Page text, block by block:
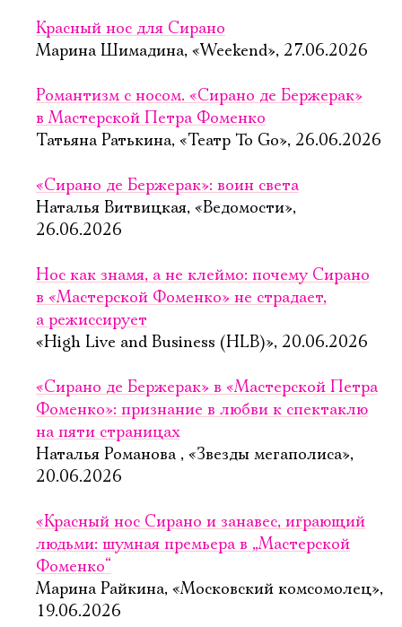
Красный нос для Сирано
Марина Шимадина, «Weekend», 27.06.2026
Романтизм с носом. «Сирано де Бержерак»
в Мастерской Петра Фоменко
Татьяна Ратькина, «Театр To Go», 26.06.2026
«Сирано де Бержерак»: воин света
Наталья Витвицкая, «Ведомости»,
26.06.2026
Нос как знамя, а не клеймо: почему Сирано
в «Мастерской Фоменко» не страдает,
а режиссирует
«High Live and Business (HLB)», 20.06.2026
«Сирано де Бержерак» в «Мастерской Петра
Фоменко»: признание в любви к спектаклю
на пяти страницах
Наталья Романова , «Звезды мегаполиса»,
20.06.2026
«Красный нос Сирано и занавес, играющий
людьми: шумная премьера в „Мастерской
Фоменко“
Марина Райкина, «Московский комсомолец»,
19.06.2026